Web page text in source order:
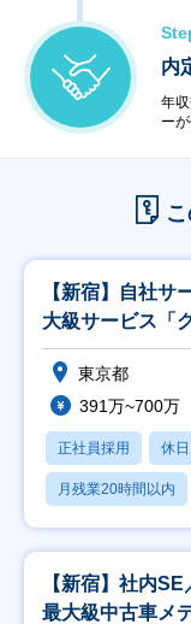
内
年
ーが
【新宿】自社サ
大級サービス「
東京都
391万~700万
正社員採用 休
月残業20時間以内
【新宿】社内
最大級中古車メ